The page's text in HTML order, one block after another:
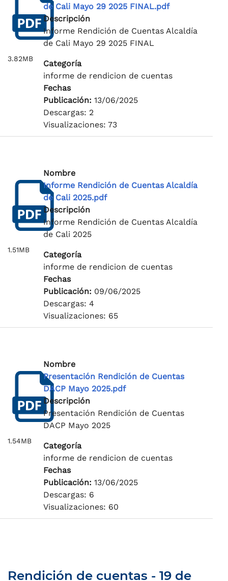
3.82MB
de Cali Mayo 29 2025 FINAL.pdf
Descripción
Informe Rendición de Cuentas Alcaldía
de Cali Mayo 29 2025 FINAL
Categoría
informe de rendicion de cuentas
Fechas
Publicación: 13/06/2025
Descargas: 2
Visualizaciones: 73
1.51MB
Nombre
Informe Rendición de Cuentas Alcaldía
de Cali 2025.pdf
Descripción
Informe Rendición de Cuentas Alcaldía
de Cali 2025
Categoría
informe de rendicion de cuentas
Fechas
Publicación: 09/06/2025
Descargas: 4
Visualizaciones: 65
1.54MB
Nombre
Presentación Rendición de Cuentas
DACP Mayo 2025.pdf
Descripción
Presentación Rendición de Cuentas
DACP Mayo 2025
Categoría
informe de rendicion de cuentas
Fechas
Publicación: 13/06/2025
Descargas: 6
Visualizaciones: 60
Rendición de cuentas - 19 de